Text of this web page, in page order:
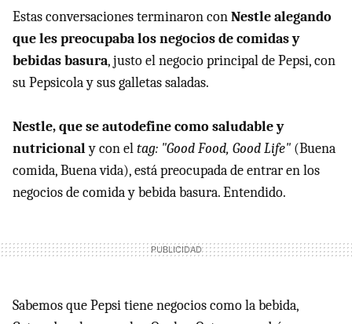
Estas conversaciones terminaron conNestle alegando
que les preocupaba los negocios de comidas y
bebidas basura, justo el negocio principal de Pepsi, con
su Pepsicola y sus galletas saladas.
Nestle, que se autodefine como saludable y
nutricionaly con eltag: "Good Food, Good Life" (Buena
comida, Buena vida), está preocupada de entrar en los
negocios de comida y bebida basura. Entendido.
Sabemos que Pepsi tiene negocios como la bebida,